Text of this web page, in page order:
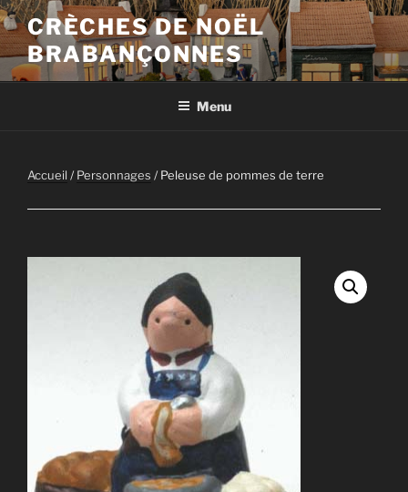
Aller
au
contenu
principal
CRÈCHES DE NOËL
BRABANÇONNES
Menu
Accueil /Personnages / Peleuse de pommes de terre